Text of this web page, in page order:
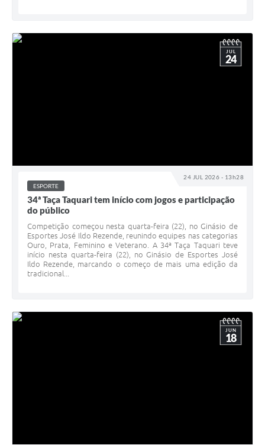
24 JUL 2026 - 13h28
JUL
24
ESPORTE
34ª Taça Taquari tem início com jogos e participação
do público
Competição começou nesta quarta-feira (22), no Ginásio de
Esportes José Ildo Rezende, reunindo equipes nas categorias
Ouro, Prata, Feminino e Veterano. A 34ª Taça Taquari teve
início nesta quarta-feira (22), no Ginásio de Esportes José
Ildo Rezende, marcando o começo de mais uma edição da
tradicional...
JUN
18